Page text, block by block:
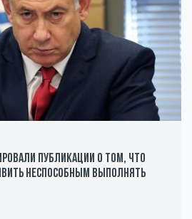
публикации о том, что
неспособным выполнять